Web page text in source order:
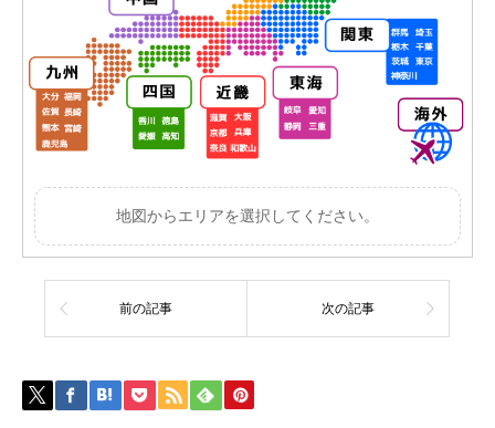
地図からエリアを選択してください。
前の記事 次の記事